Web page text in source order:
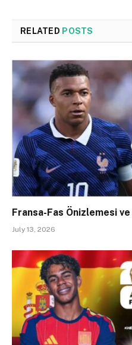
RELATED POSTS
Fransa-Fas Önizlemesi
July 13, 2026